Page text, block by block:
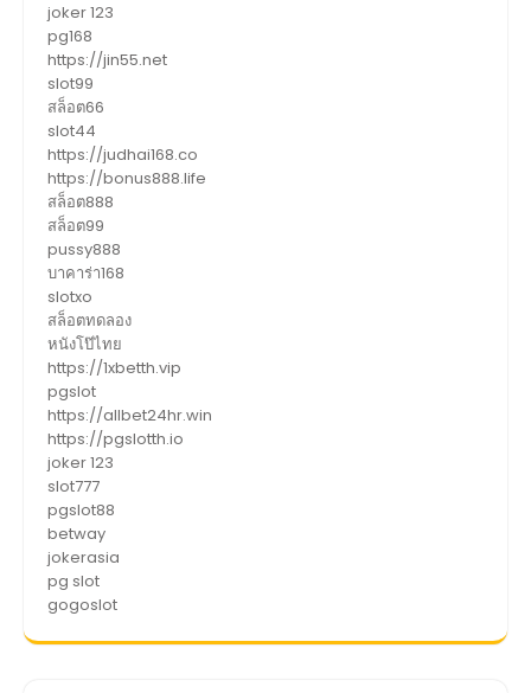
joker 123
pg168
https://jin55.net
slot99
สล็อต66
slot44
https://judhai168.co
https://bonus888.life
สล็อต888
สล็อต99
pussy888
บาคาร่า168
slotxo
สล็อตทดลอง
หนังโป๊ไทย
https://1xbetth.vip
pgslot
https://allbet24hr.win
https://pgslotth.io
joker 123
slot777
pgslot88
betway
jokerasia
pg slot
gogoslot